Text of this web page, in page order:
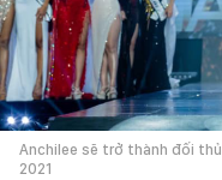
Anchilee sẽ trở thành đối thủ
2021